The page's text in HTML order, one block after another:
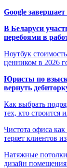
Google
В Беларуси
перебоями в
Ноутбук
ценником в 2026
Юристы по
вернуть
Как выбрать
тех, кто строится
Чистота офиса
теряет клиентов
Натяжные
дизайн